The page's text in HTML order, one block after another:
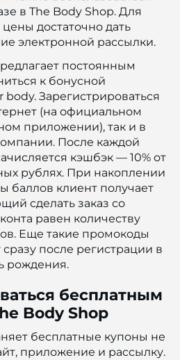
в The Body Shop. Для
достаточно дать
электронной рассылки.
постоянным
к бонусной
Зарегистрироваться
(на официальном
приложении), так и в
После каждой
кэшбэк — 10% от
рублях. При накоплении
баллов клиент получает
сделать заказ со
равен количеству
Еще такие промокоды
после регистрации в
рождения.
бесплатным
Body Shop
бесплатные купоны не
приложение и рассылку.